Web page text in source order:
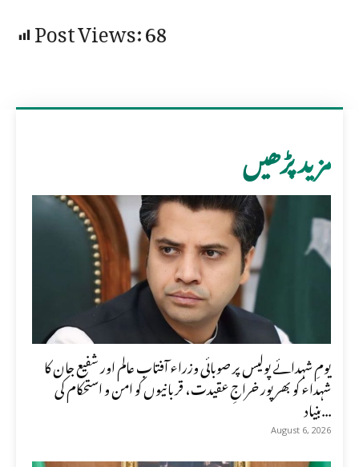
Post Views:68
مزید پڑھیں
یومِ شہدائے پولیس پر صوبائی وزراء آفتاب عالم اور شفیع جان کا
شہداء کو بھرپور خراجِ عقیدت، قربانیوں کو امن و استحکام کی
بنیاد...
August 6, 2026